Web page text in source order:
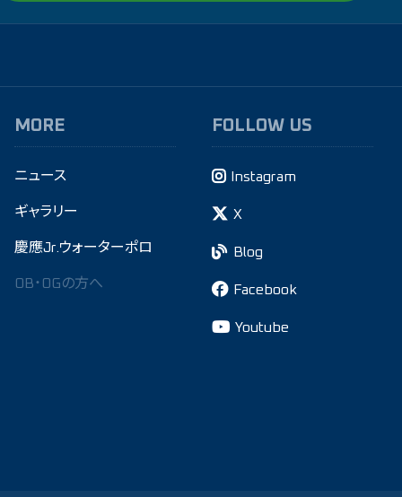
MORE
ニュース
ギャラリー
慶應Jr.ウォーターポロ
OB・OGの方へ
FOLLOW US
Instagram
X
Blog
Facebook
Youtube